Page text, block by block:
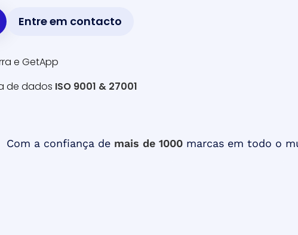
Entre em contacto
e GetApp
de dados ISO 9001 & 27001
Com a confiança de mais de 1000 marcas em todo o